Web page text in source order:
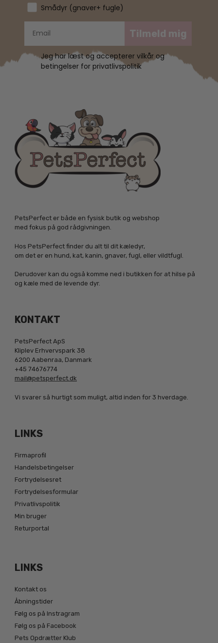
Smådyr (gnaver+ fugle)
Tilmeld mig
Jeg har læst og accepterer vilkår og
betingelser for privatlivspolitik
PetsPerfect er både en fysisk butik og webshop
med fokus på god rådgivningen.
Hos PetsPerfect finder du alt til dit kæledyr,
om det er en hund, kat, kanin, gnaver, fugl, eller vildtfugl.
Derudover kan du også komme ned i butikken for at hilse på
og kæle med de levende dyr.
KONTAKT
PetsPerfect ApS
Kliplev Erhvervspark 38
6200 Aabenraa, Danmark
+45 74676774
mail@petsperfect.dk
Vi svarer så hurtigt som muligt, altid inden for 3 hverdage.
LINKS
Firmaprofil
Handelsbetingelser
Fortrydelsesret
Fortrydelsesformular
Privatlivspolitik
Min bruger
Returportal
LINKS
Kontakt os
Åbningstider
Følg os på Instragram
Følg os på Facebook
Pets Opdrætter Klub